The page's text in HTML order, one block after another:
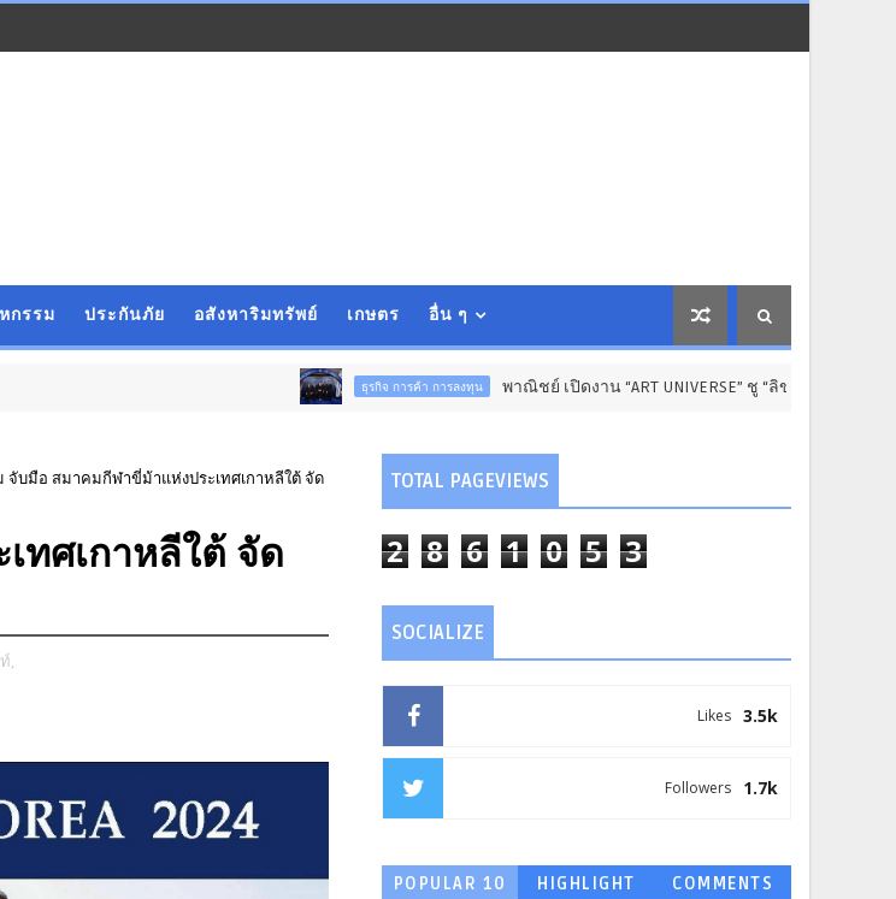
กรรม ประกันภัย อสังหาริมทรัพย์ เกษตร อื่น ๆ
ธุรกิจ การค้า การลงทุน พาณิชย์ เปิดงาน “ART UNIVERSE” ชู “ลิขสิทธิ์” ขับเคลื่อนเศรษฐกิ
จับมือ สมาคมกีฬาขี่ม้าแห่งประเทศเกาหลีใต้ จัด
ทศเกาหลีใต้ จัด
,
TOTAL PAGEVIEWS
2 8 6 1 0 5 3
SOCIALIZE
3.5k
Likes
1.7k
Followers
POPULAR 10 HIGHLIGHT COMMENTS